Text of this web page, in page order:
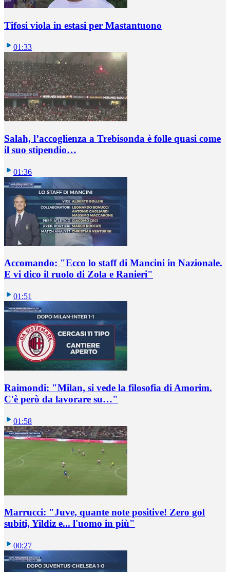
Tifosi viola in estasi per Mastantuono
01:33
Salah, l’accoglienza a Trebisonda è folle quasi come
il suo stipendio…
01:36
Accomando: "Ecco lo staff di Mancini in Nazionale.
E vi dico il ruolo di Zola e Ranieri"
01:51
Raimondi: "Milan, si vede la filosofia di Amorim.
C'è però da lavorare su…"
01:58
Marrucci: "Juve, quante note positive! Zero gol
subiti, Yildiz e... l'uomo in più"
00:27